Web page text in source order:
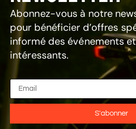
Abonnez-vous à notre
pour bénéficier d’offres
informé des événements
intéressants.
S'abonner